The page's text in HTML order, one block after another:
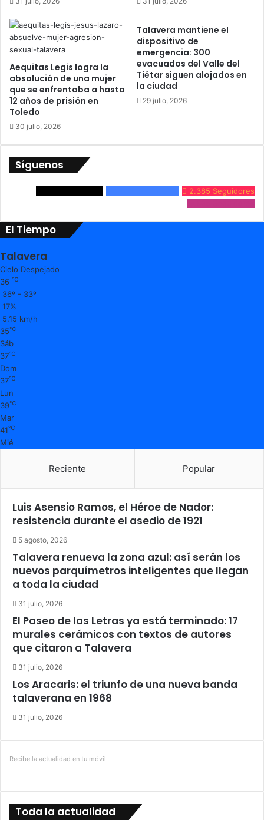
a
r
2
0
1
6
r
a
D
v
i
s
i
ó
n
Aequitas Legis logra la
absolución de una mujer
que se enfrentaba a hasta
12 años de prisión en
Toledo
30 julio, 2026
Talavera mantiene el
dispositivo de
emergencia: 300
evacuados del Valle del
Tiétar siguen alojados en
la ciudad
29 julio, 2026
Síguenos
2.385 Seguidores
El Tiempo
Talavera
Cielo Despejado
36 ℃
36º - 33º
17%
5.15 km/h
35℃
Sáb
37℃
Dom
37℃
Lun
39℃
Mar
41℃
Mié
Reciente Popular
Luis Asensio Ramos, el Héroe de Nador:
resistencia durante el asedio de 1921
5 agosto, 2026
Talavera renueva la zona azul: así serán los
nuevos parquímetros inteligentes que llegan
a toda la ciudad
31 julio, 2026
El Paseo de las Letras ya está terminado: 17
murales cerámicos con textos de autores
que citaron a Talavera
31 julio, 2026
Los Aracaris: el triunfo de una nueva banda
talaverana en 1968
31 julio, 2026
Recibe la actualidad en tu móvil
Toda la actualidad